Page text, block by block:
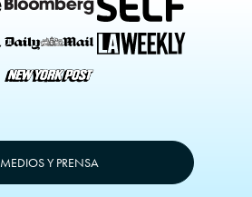
MEDIOS Y PRENSA